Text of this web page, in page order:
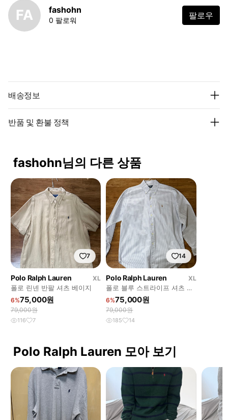
FA fashohn
0 팔로워 팔로우
배송정보
반품 및 환불 정책
fashohn님의 다른 상품
7
Polo Ralph Lauren
XL
폴로 린넨 반팔 셔츠 베이지
6%75,000원
79,000원
116 7
14
Polo Ralph Lauren
XL
폴로 블루 스트라이프 셔츠 판
매
6%75,000원
79,000원
185 14
Polo Ralph Lauren 모아 보기